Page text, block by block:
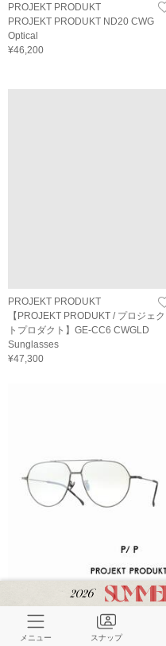
PROJEKT PRODUKT
PROJEKT PRODUKT ND20 CWG
Optical
¥46,200
PROJEKT PRODUKT
【PROJEKT PRODUKT / プロジェク
トプロダクト】GE-CC6 CWGLD
Sunglasses
¥47,300
PROJEKT PRODUKT
【PROJEKT PRODUKT / プロジェク
トプロダクト】GE-5 CGM
Sunglasses
メニュー スナップ